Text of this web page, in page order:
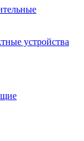
устройства